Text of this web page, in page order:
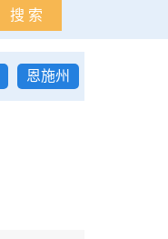
搜 索
恩施州